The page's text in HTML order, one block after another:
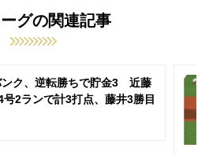
グの関連記事
ンク、逆転勝ちで貯金3 近藤
号2ランで計3打点、藤井3勝目